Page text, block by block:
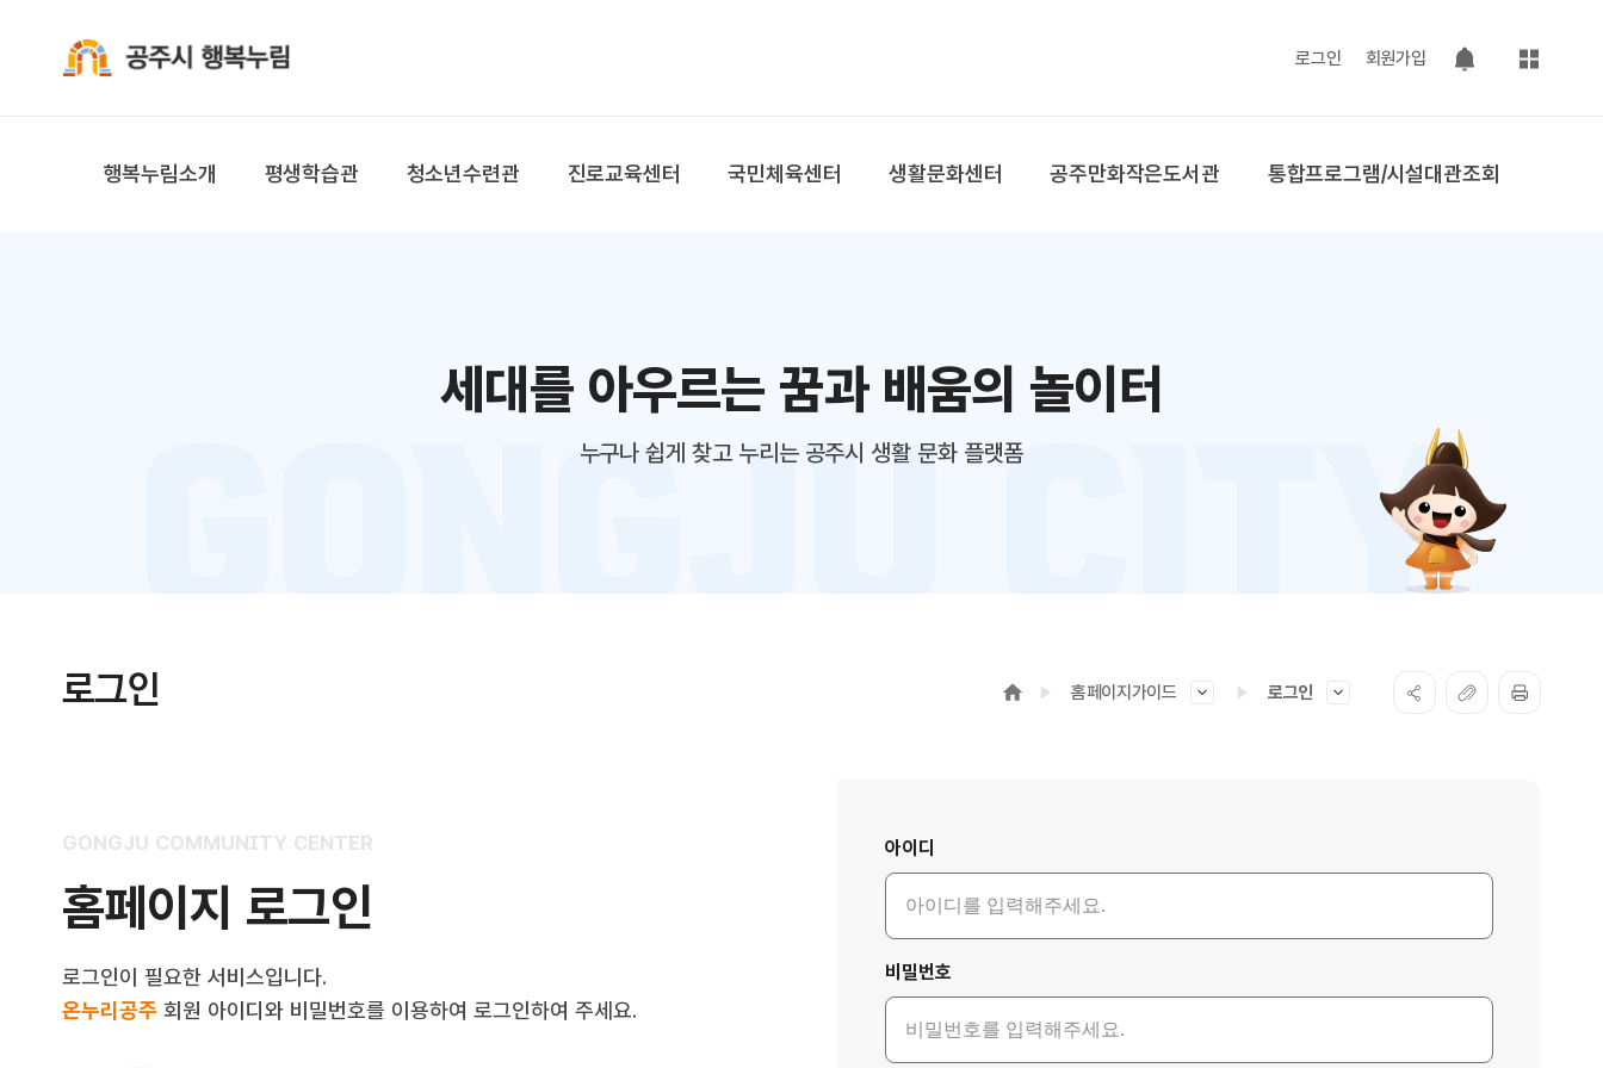
로그인 회원가입
팝업 열기
사이트맵
행복누림소개 평생학습관 청소년수련관 진로교육센터 국민체육센터 생활문화센터 공주만화작은도서관 통합프로그램/시설대관조회
세대를 아우르는 꿈과 배움의 놀이터
누구나 쉽게 찾고 누리는 공주시 생활 문화 플랫폼
로그인 홈페이지가이드 로그인
GONGJU COMMUNITY CENTER
홈페이지 로그인
로그인이 필요한 서비스입니다.
온누리공주 회원 아이디와 비밀번호를 이용하여 로그인하여 주세요.
아이디
비밀번호